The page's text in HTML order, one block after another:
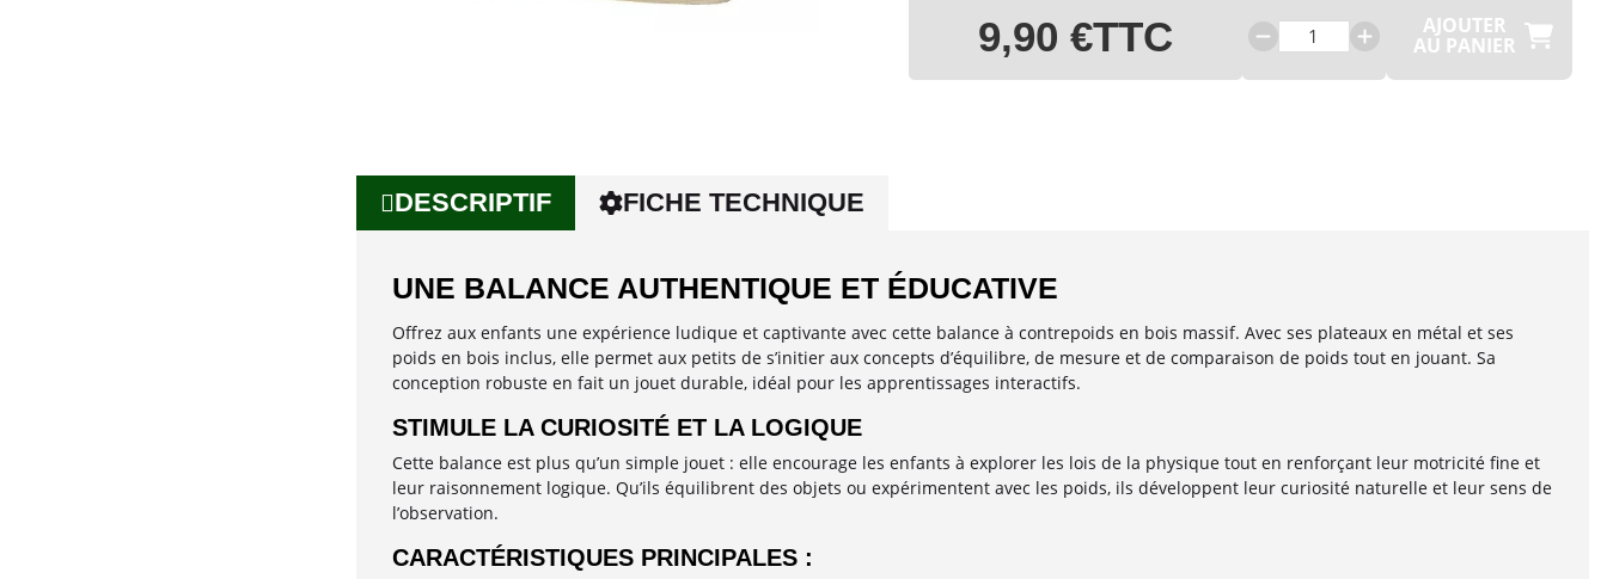
9,90 €TTC AJOUTER
AU PANIER
DESCRIPTIF FICHE TECHNIQUE
UNE BALANCE AUTHENTIQUE ET ÉDUCATIVE
Offrez aux enfants une expérience ludique et captivante avec cette balance à contrepoids en bois massif. Avec ses plateaux en métal et ses
poids en bois inclus, elle permet aux petits de s’initier aux concepts d’équilibre, de mesure et de comparaison de poids tout en jouant. Sa
conception robuste en fait un jouet durable, idéal pour les apprentissages interactifs.
STIMULE LA CURIOSITÉ ET LA LOGIQUE
Cette balance est plus qu’un simple jouet : elle encourage les enfants à explorer les lois de la physique tout en renforçant leur motricité fine et
leur raisonnement logique. Qu’ils équilibrent des objets ou expérimentent avec les poids, ils développent leur curiosité naturelle et leur sens de
l’observation.
CARACTÉRISTIQUES PRINCIPALES :